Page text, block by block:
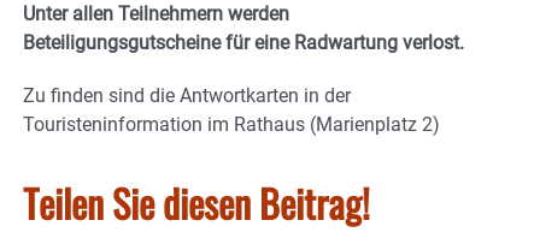
Unter allen Teilnehmern werden
Beteiligungsgutscheine für eine Radwartung verlost.
Zu finden sind die Antwortkarten in der
Touristeninformation im Rathaus (Marienplatz 2)
Teilen Sie diesen Beitrag!